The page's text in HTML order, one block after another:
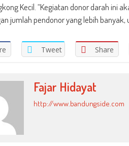
Kecil. “Kegiatan donor darah ini
jumlah pendonor yang lebih
Tweet Share
Fajar Hidayat
http://www.bandungside.com